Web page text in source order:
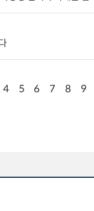
4 5 6 7 8 9